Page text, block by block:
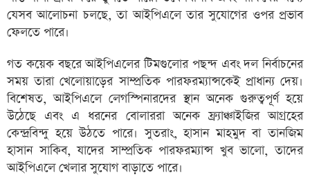
যেসব আলোচনা চলছে, তা আইপিএলে তার সুযোগের ওপর প্রভাব
ফেলতে পারে।
গত কয়েক বছরে আইপিএলের টিমগুলোর পছন্দ এবং দল নির্বাচনের
সময় তারা খেলোয়াড়ের সাম্প্রতিক পারফরম্যান্সকেই প্রাধান্য দেয়।
বিশেষত, আইপিএলে লেগস্পিনারদের স্থান অনেক গুরুত্বপূর্ণ হয়ে
উঠেছে এবং এ ধরনের বোলাররা অনেক ফ্র্যাঞ্চাইজির আগ্রহের
কেন্দ্রবিন্দু হয়ে উঠতে পারে। সুতরাং, হাসান মাহমুদ বা তানজিম
হাসান সাকিব, যাদের সাম্প্রতিক পারফরম্যান্স খুব ভালো, তাদের
আইপিএলে খেলার সুযোগ বাড়াতে পারে।